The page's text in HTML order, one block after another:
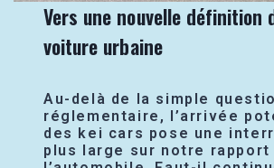
Vers une nouvelle définition
voiture urbaine
Au-delà de la simple
réglementaire, l’arrivée
des kei cars pose une
plus large sur notre rapport